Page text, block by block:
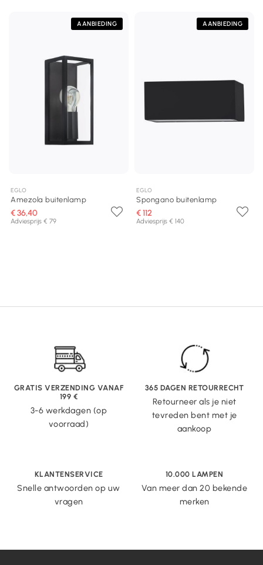
AANBIEDING
EGLO
Amezola buitenlamp
€ 36,40
Adviesprijs € 79
AANBIEDING
EGLO
Spongano buitenlamp
€ 112
Adviesprijs € 140
GRATIS VERZENDING VANAF
199 €
3-6 werkdagen (op
voorraad)
365 DAGEN RETOURRECHT
Retourneer als je niet
tevreden bent met je
aankoop
KLANTENSERVICE
Snelle antwoorden op uw
vragen
10.000 LAMPEN
Van meer dan 20 bekende
merken